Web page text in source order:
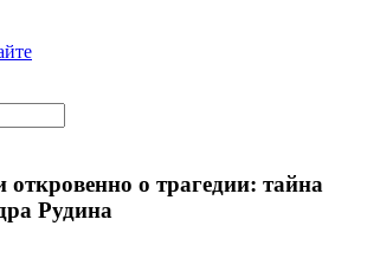
о трагедии: тайна
Рудина